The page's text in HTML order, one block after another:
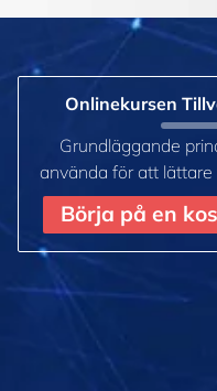
Onlinekursen
Grundläggande
använda för att
Börja på en